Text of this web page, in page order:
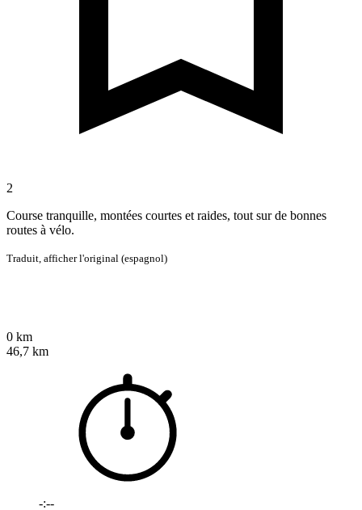
2
Course tranquille, montées courtes et raides, tout sur de bonnes
routes à vélo.
Traduit, afficher l'original (espagnol)
0 km
46,7 km
-:--